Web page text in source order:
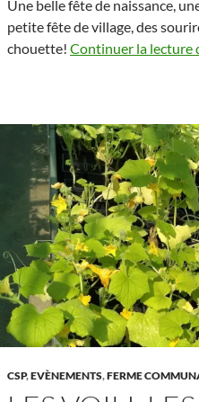
Une belle fête de naissance,
petite fête de village, des
chouette! Continuer la lecture
CSP,EVÈNEMENTS,FERME